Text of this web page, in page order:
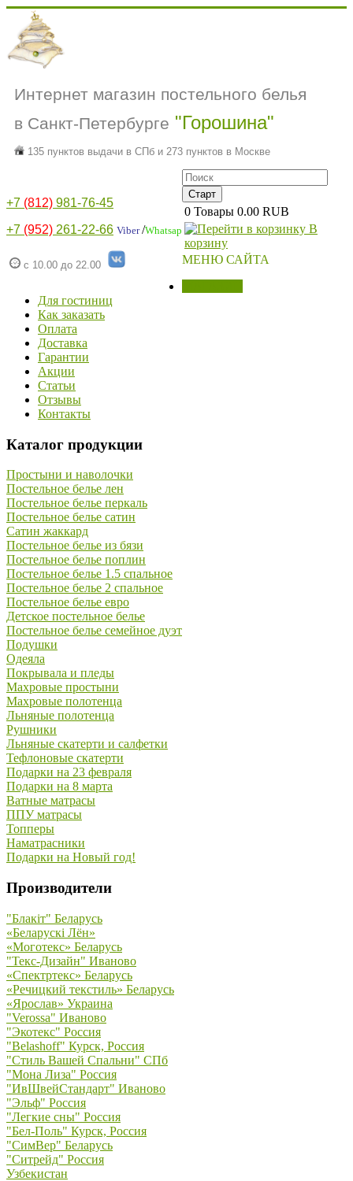
Интернет магазин постельного белья
в Санкт-Петербурге "Горошина"
135 пунктов выдачи в СПб и 273 пунктов в Москве
+7 (812) 981-76-45
+7 (952) 261-22-66 Viber/Whatsap
с 10.00 до 22.00
0 Товары 0.00 RUB
В
корзину
МЕНЮ САЙТА
Для гостиниц
Как заказать
Оплата
Доставка
Гарантии
Акции
Статьи
Отзывы
Контакты
Каталог продукции
Простыни и наволочки
Постельное белье лен
Постельное белье перкаль
Постельное белье сатин
Сатин жаккард
Постельное белье из бязи
Постельное белье поплин
Постельное белье 1.5 спальное
Постельное белье 2 спальное
Постельное белье евро
Детское постельное белье
Постельное белье семейное дуэт
Подушки
Одеяла
Покрывала и пледы
Махровые простыни
Махровые полотенца
Льняные полотенца
Рушники
Льняные скатерти и салфетки
Тефлоновые скатерти
Подарки на 23 февраля
Подарки на 8 марта
Ватные матрасы
ППУ матрасы
Топперы
Наматрасники
Подарки на Новый год!
Производители
"Блакiт" Беларусь
«Беларускi Лён»
«Моготекс» Беларусь
"Текс-Дизайн" Иваново
«Спектртекс» Беларусь
«Речицкий текстиль» Беларусь
«Ярослав» Украина
"Verossa" Иваново
"Экотекс" Россия
"Belashoff" Курск, Россия
"Стиль Вашей Спальни" СПб
"Мона Лиза" Россия
"ИвШвейСтандарт" Иваново
"Эльф" Россия
"Легкие сны" Россия
"Бел-Поль" Курск, Россия
"СимВер" Беларусь
"Ситрейд" Россия
Узбекистан